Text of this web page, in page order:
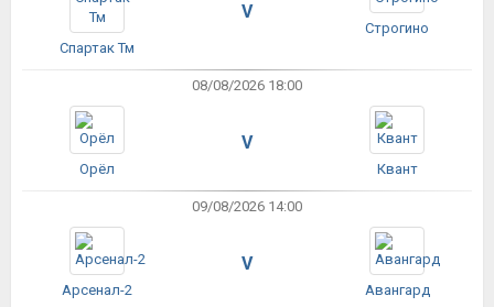
Спартак Тм
V
Строгино
08/08/2026 18:00
Орёл
V
Квант
09/08/2026 14:00
Арсенал-2
V
Авангард